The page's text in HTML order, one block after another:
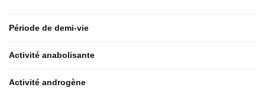
Période de demi-vie
Activité anabolisante
Activité androgène